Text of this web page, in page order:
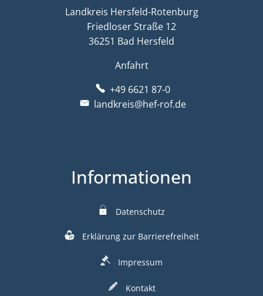
Landkreis Hersfeld-Rotenburg
Friedloser Straße 12
36251 Bad Hersfeld
Anfahrt
+49 6621 87-0
landkreis@hef-rof.de
Informationen
Datenschutz
Erklärung zur Barrierefreiheit
Impressum
Kontakt